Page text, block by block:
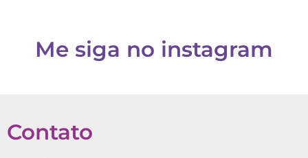
Me siga no instagram
Contato